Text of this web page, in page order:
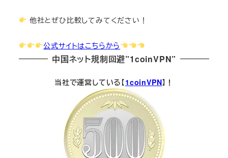
他社とぜひ比較してみてください！
公式サイトはこちらから
中国ネット規制回避”1coinVPN”
当社で運営している【1coinVPN】！